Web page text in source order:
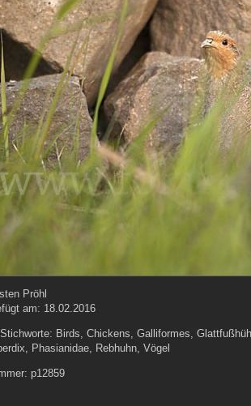
Pröhl
am: 18.02.2016
Birds, Chickens, Galliformes,
Phasianidae, Rebhuhn, Vögel
p12859